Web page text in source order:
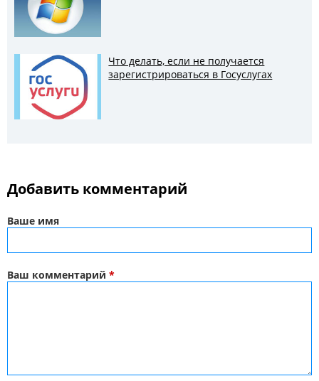
Что делать, если не получается
зарегистрироваться в Госуслугах
Добавить комментарий
Ваше имя
Ваш комментарий *